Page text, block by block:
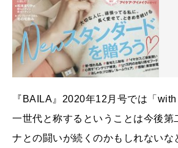
『BAILA』2020年12月号では「
一世代と称するということは今後
ナとの闘いが続くのかもしれない